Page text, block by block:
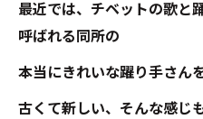
最近では、チベットの歌と
呼ばれる同所の
本当にきれいな躍り手さん
古くて新しい、そんな感じ